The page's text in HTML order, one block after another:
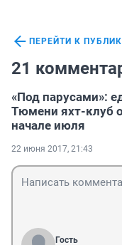
ПЕРЕЙТИ К
21
«Под парусами»:
Тюмени яхт-клуб
начале июля
22 июня 2017, 21:43
Гость